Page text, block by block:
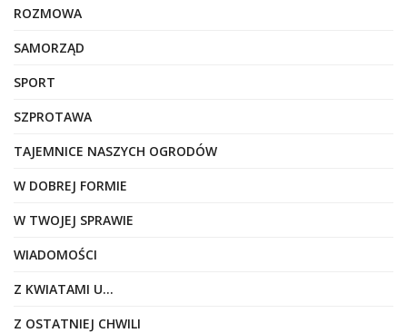
ROZMOWA
SAMORZĄD
SPORT
SZPROTAWA
TAJEMNICE NASZYCH OGRODÓW
W DOBREJ FORMIE
W TWOJEJ SPRAWIE
WIADOMOŚCI
Z KWIATAMI U…
Z OSTATNIEJ CHWILI